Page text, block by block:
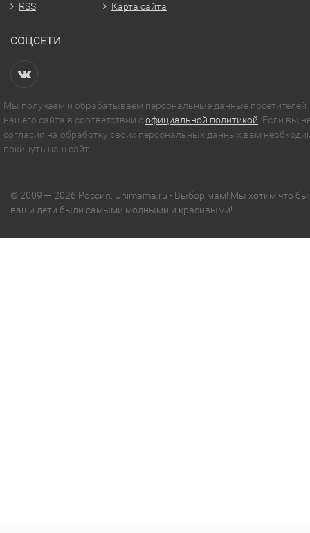
RSS
Карта сайта
СОЦСЕТИ
Мы получаем и обрабатываем персональные данные посетителей
нашего сайта в соответствии софициальной политикой. Если вы
согласия на обработку своих персональных данных,вам
покинуть наш сайт.
© 2009 — 2026 Россия. Unimama.ru - Выбор мам! Мы хотим что бы
ваши дети были самыми модными и красивыми!